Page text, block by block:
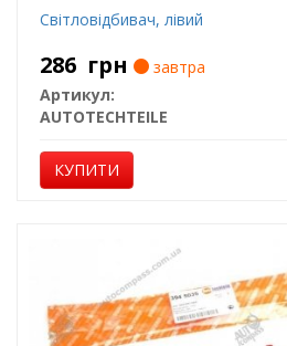
Світловідбивач, лівий
286 грн
завтра
Артикул:
AUTOTECHTEILE
КУПИТИ